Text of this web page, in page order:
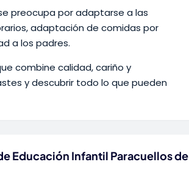
preocupa por adaptarse a las
adaptación de comidas por
a los padres.
combine calidad, cariño y
y descubrir todo lo que pueden
Educación Infantil Paracuellos de